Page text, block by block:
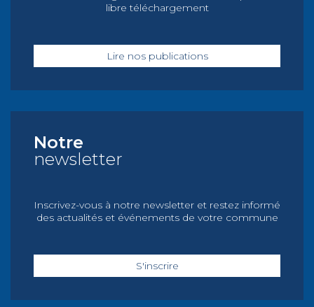
libre téléchargement
Lire nos publications
Notre
newsletter
Inscrivez-vous à notre newsletter et restez informé
des actualités et événements de votre commune
S'inscrire